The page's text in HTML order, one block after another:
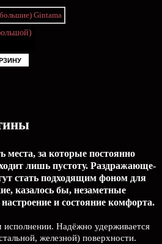
за которые постоянно
лишь пустоту. Раздражающе-
стать подходящим фоном для
казалось бы, незаметные
и состояние комфорта.
исполнении. Надёжно удерживается
железной) поверхности.